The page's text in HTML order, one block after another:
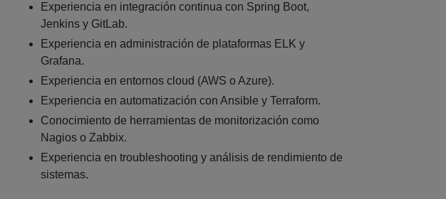
Experiencia en integración continua con Spring Boot,
Jenkins y GitLab.
Experiencia en administración de plataformas ELK y
Grafana.
Experiencia en entornos cloud (AWS o Azure).
Experiencia en automatización con Ansible y Terraform.
Conocimiento de herramientas de monitorización como
Nagios o Zabbix.
Experiencia en troubleshooting y análisis de rendimiento de
sistemas.